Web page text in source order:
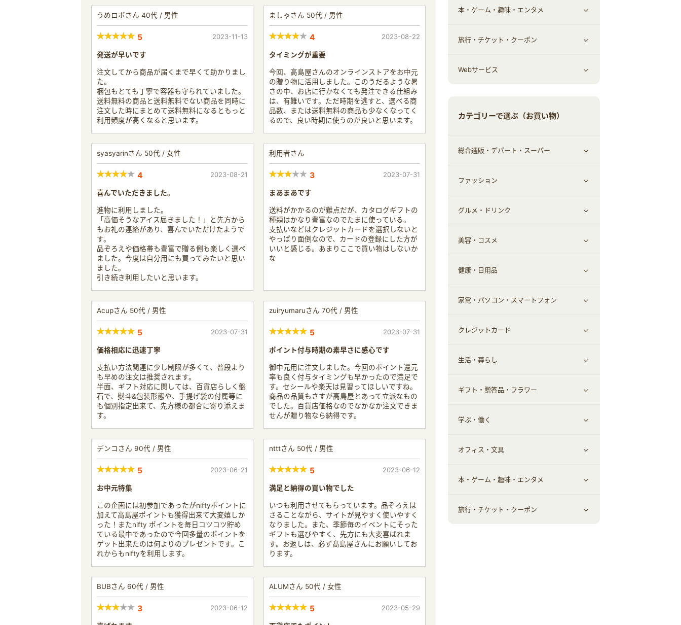
うめロボさん 40代 / 男性
5 2023-11-13
発送が早いです
注文してから商品が届くまで早くて助かりまし
た。
梱包もとても丁寧で容器も守られていました。
送料無料の商品と送料無料でない商品を同時に
注文した時にまとめて送料無料になるともっと
利用頻度が高くなると思います。
ましゃさん 50代 / 男性
4 2023-08-22
タイミングが重要
今回、高島屋さんのオンラインストアをお中元
の贈り物に活用しました。このうだるような暑
さの中、お店に行かなくても発注できる仕組み
は、有難いです。ただ時期を逃すと、選べる商
品数、または送料無料の商品も少なくなってく
るので、良い時期に使うのが良いと思います。
syasyarinさん 50代 / 女性
4 2023-08-21
喜んでいただきました。
進物に利用しました。
「高価そうなアイス届きました！」と先方から
もお礼の連絡があり、喜んでいただけたようで
す。
品ぞろえや価格帯も豊富で贈る側も楽しく選べ
ました。今度は自分用にも買ってみたいと思い
ました。
引き続き利用したいと思います。
利用者さん
3 2023-07-31
まあまあです
送料がかかるのが難点だが、カタログギフトの
種類はかなり豊富なのでたまに使っている。
支払いなどはクレジットカードを選択しないと
やっぱり面倒なので、カードの登録にした方が
いいと感じる。あまりここで買い物はしないか
な
Acupさん 50代 / 男性
5 2023-07-31
価格相応に迅速丁寧
支払い方法関連に少し制限が多くて、普段より
も早めの注文は推奨されます。
半面、ギフト対応に関しては、百貨店らしく盤
石で、熨斗&包装形態や、手提げ袋の付属等に
も個別指定出来て、先方様の都合に寄り添えま
す。
zuiryumaruさん 70代 / 男性
5 2023-07-31
ポイント付与時期の素早さに感心です
御中元用に注文しました。今回のポイント還元
率も良く付与タイミングも早かったので満足で
す。セシールや楽天は見習ってほしいですね。
商品の品質もさすが高島屋とあって立派なもの
でした。百貨店価格なのでなかなか注文できま
せんが贈り物なら納得です。
デンコさん 90代 / 男性
5 2023-06-21
お中元特集
この企画には初参加であったがniftyポイントに
加えて高島屋ポイントも獲得出来て大変嬉しか
った！またnifty ポイントを毎日コツコツ貯め
ている最中であったので今回多量のポイントを
ゲット出来たのは何よりのプレゼントです。こ
れからもniftyを利用します。
ntttさん 50代 / 男性
5 2023-06-12
満足と納得の買い物でした
いつも利用させてもらっています。品ぞろえは
さることながら、サイトが見やすく使いやすく
なりました。また、季節毎のイベントにそった
ギフトも選びやすく、先方にも大変喜ばれま
す。お返しは、必ず髙島屋さんにお願いしてお
ります。
BUBさん 60代 / 男性
3 2023-06-12
ALUMさん 50代 / 女性
5 2023-05-29
引越し
エコ・エネルギー
車情報・カーシェア・レンタル
習い事・学習・学校
仕事・転職
すべて見る
オフィス・文具
本・ゲーム・趣味・エンタメ
すべて見る
ゲーム・趣味
旅行・チケット・クーポン
すべて見る
Webサービス
カテゴリーで選ぶ（お買い物）
総合通販・デパート・スーパー
すべて見る
総合通販
デパート・スーパー
ファッション
すべて見る
ファッション
インナー・下着
靴・フットウェア
小物・かばん
スーツ・フォーマル
グルメ・ドリンク
すべて見る
グルメ
ドリンク
お酒
食材宅配
美容・コスメ
すべて見る
スキンケア
メイクアップ
ヘアケア
メンズ美容
美容・ダイエット用品
脱毛用品
美容食品
健康・日用品
すべて見る
健康食品｜青汁・飲料
健康食品｜乳酸菌・ケフィア
健康食品｜その他
スポーツ・フィットネス
日用品・薬局・からだ
家電・パソコン・スマートフォン
すべて見る
家電・パソコン・ソフトウェア
スマホ・携帯電話・SIM
クレジットカード
すべて見る
クレジットカード
生活・暮らし
すべて見る
車情報・カーシェア・レンタル
お役立ち
生活雑貨・家具インテリア
赤ちゃん・こども・マタニティ
ギフト・贈答品・フラワー
すべて見る
ギフト・贈答品
フラワー
学ぶ・働く
すべて見る
習い事・学習・学校
オフィス・文具
すべて見る
オフィス・文具
本・ゲーム・趣味・エンタメ
すべて見る
旅行・チケット・クーポン